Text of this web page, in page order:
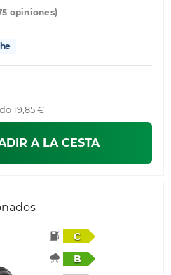
opiniones)
19,85 €
A LA CESTA
C
B